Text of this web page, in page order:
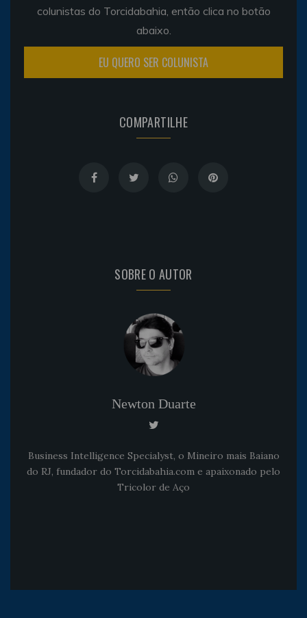
colunistas do Torcidabahia, então clica no botão
abaixo.
EU QUERO SER COLUNISTA
COMPARTILHE
SOBRE O AUTOR
Newton Duarte
Business Intelligence Specialyst, o Mineiro mais Baiano
do RJ, fundador do Torcidabahia.com e apaixonado pelo
Tricolor de Aço